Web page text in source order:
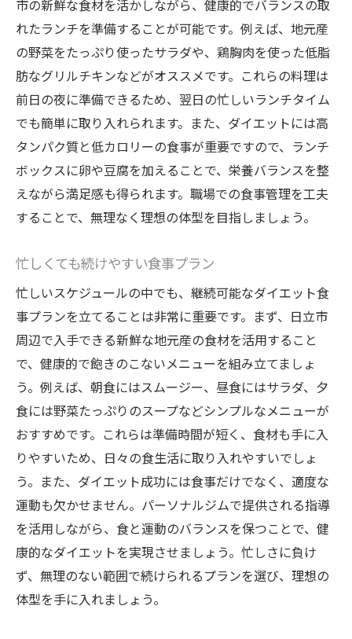
市の新鮮な食材を活かしながら、健康的でバランスの取
れたランチを準備することが可能です。例えば、地元産
の野菜をたっぷり使ったサラダや、鶏胸肉を使った低脂
肪なグリルチキンなどがオススメです。これらの料理は
前日の夜に準備できるため、翌日の忙しいランチタイム
でも簡単に取り入れられます。また、ダイエットには高
タンパク質と低カロリーの食事が重要ですので、ランチ
ボックスに卵や豆腐を加えることで、栄養バランスを整
えながら満足感も得られます。職場での食事管理を工夫
することで、無理なく理想の体型を目指しましょう。
忙しくても続けやすい食事プラン
忙しいスケジュールの中でも、継続可能なダイエット食
事プランを立てることは非常に重要です。まず、日立市
周辺で入手できる新鮮な地元産の食材を活用すること
で、健康的で飽きのこないメニューを組み立てましょ
う。例えば、朝食にはスムージー、昼食にはサラダ、夕
食には野菜たっぷりのスープなどシンプルなメニューが
おすすめです。これらは準備時間が短く、食材も手に入
りやすいため、日々の食生活に取り入れやすいでしょ
う。また、ダイエット成功には食事だけでなく、適度な
運動も欠かせません。パーソナルジムで提供される指導
を活用しながら、食と運動のバランスを保つことで、健
康的なダイエットを実現させましょう。忙しさに負け
ず、無理のない範囲で続けられるプランを選び、理想の
体型を手に入れましょう。